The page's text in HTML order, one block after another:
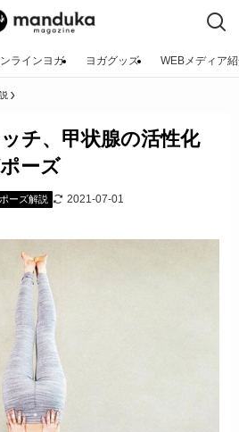
ラインヨガ ヨガグッズ WEBメディア
チ、甲状腺の活性化
ーズ
ーズ解説 2021-07-01